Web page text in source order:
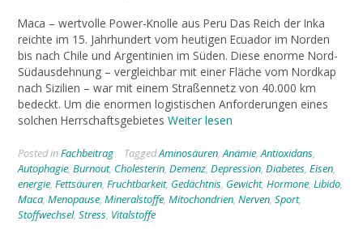
Maca – wertvolle Power-Knolle aus Peru Das Reich der Inka
reichte im 15. Jahrhundert vom heutigen Ecuador im Norden
bis nach Chile und Argentinien im Süden. Diese enorme Nord-
Südausdehnung – vergleichbar mit einer Fläche vom Nordkap
nach Sizilien – war mit einem Straßennetz von 40.000 km
bedeckt. Um die enormen logistischen Anforderungen eines
solchen Herrschaftsgebietes Weiter lesen
Posted inFachbeitrag TaggedAminosäuren,Anämie,Antioxidans,
Autophagie, Burnout, Cholesterin, Demenz, Depression, Diabetes, Eisen,
energie, Fettsäuren, Fruchtbarkeit, Gedächtnis, Gewicht, Hormone, Libido,
Maca, Menopause, Mineralstoffe, Mitochondrien, Nerven, Sport,
Stoffwechsel, Stress, Vitalstoffe